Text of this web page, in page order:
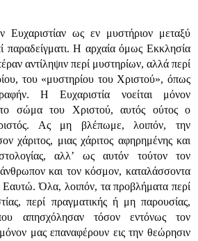
Ευχαριστίαν ως εν μυστήριον μεταξύ
παραδείγματι. Η αρχαία όμως Εκκλησία
αντίληψιν περί μυστηρίων, αλλά περί
του «μυστηρίου του Χριστού», όπως
Η Ευχαριστία νοείται μόνον
το σώμα του Χριστού, αυτός ούτος ο
Ας μη βλέπωμε, λοιπόν, την
χάριτος, μιας χάριτος αφηρημένης και
αλλ’ ως αυτόν τούτον τον
και τον κόσμον, καταλάσσοντα
Όλα, λοιπόν, τα προβλήματα περί
περί πραγματικής ή μη παρουσίας,
απησχόλησαν τόσον εντόνως τον
μας επαναφέρουν εις την θεώρησιν